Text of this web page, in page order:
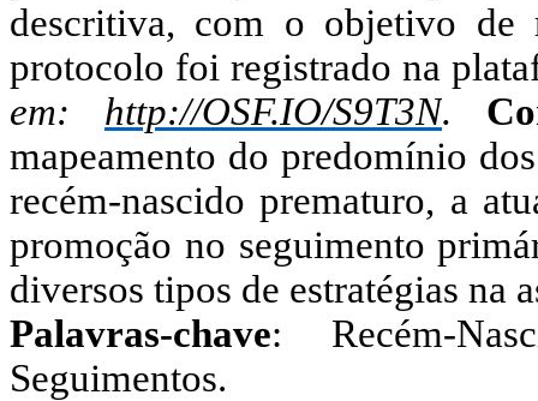
descritiva, com o objetivo de
protocolo foi registrado na
em: http://OSF.IO/S9T3N.
mapeamento do predomínio
recém-nascido prematuro, a
promoção no seguimento
diversos tipos de estratégias na
Palavras-chave: Recém-
Seguimentos.